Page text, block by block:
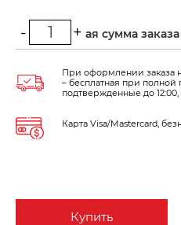
Минимальная сумма
- +
Купить
При оформлении заказа
– бесплатная при полной
подтвержденные до
Карта Visa/Mastercard,